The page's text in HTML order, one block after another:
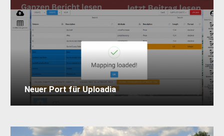
Neuer Port für Uploadia